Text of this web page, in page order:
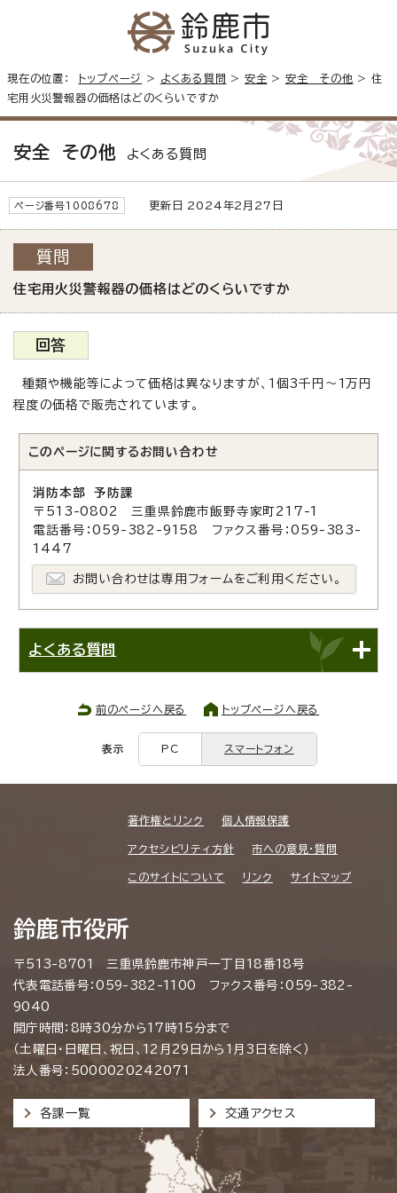
現在の位置： トップページ > よくある質問 > 安全 > 安全 その他 > 住
宅用火災警報器の価格はどのくらいですか
安全 その他 よくある質問
ページ番号1008678 更新日 2024年2月27日
質問
住宅用火災警報器の価格はどのくらいですか
回答
種類や機能等によって価格は異なりますが、1個3千円～1万円
程度の価格で販売されています。
このページに関する お問い合わせ
消防本部 予防課
〒513-0802 三重県鈴鹿市飯野寺家町217-1
電話番号：059-382-9158 ファクス番号：059-383-
1447
お問い合わせは専用フォームをご利用ください。
よくある質問
前のページへ戻る トップページへ戻る
表示 PC スマートフォン
著作権とリンク 個人情報保護
アクセシビリティ方針 市への意見・質問
このサイトについて リンク サイトマップ
鈴鹿市役所
〒513-8701 三重県鈴鹿市神戸一丁目18番18号
代表電話番号：059-382-1100 ファクス番号：059-382-
9040
開庁時間：8時30分から17時15分まで
（土曜日・日曜日、祝日、12月29日から1月3日を除く）
法人番号：5000020242071
各課一覧 交通アクセス